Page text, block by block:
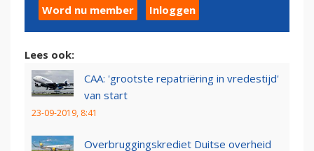
Word nu member Inloggen
Lees ook:
CAA: 'grootste repatriëring in vredestijd'
van start
23-09-2019, 8:41
Overbruggingskrediet Duitse overheid